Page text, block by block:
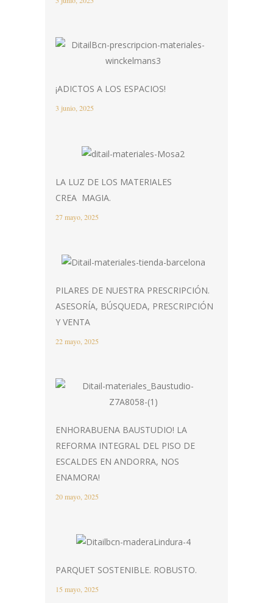
¡ADICTOS A LOS ESPACIOS!
3 junio, 2025
LA LUZ DE LOS MATERIALES
CREA MAGIA.
27 mayo, 2025
PILARES DE NUESTRA PRESCRIPCIÓN.
ASESORÍA, BÚSQUEDA, PRESCRIPCIÓN
Y VENTA
22 mayo, 2025
ENHORABUENA BAUSTUDIO! LA
REFORMA INTEGRAL DEL PISO DE
ESCALDES EN ANDORRA, NOS
ENAMORA!
20 mayo, 2025
PARQUET SOSTENIBLE. ROBUSTO.
15 mayo, 2025